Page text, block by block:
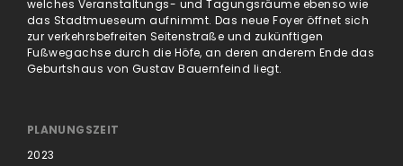
welches Veranstaltungs- und Tagungsräume ebenso wie
das Stadtmueseum aufnimmt. Das neue Foyer öffnet sich
zur verkehrsbefreiten Seitenstraße und zukünftigen
Fußwegachse durch die Höfe, an deren anderem Ende das
Geburtshaus von Gustav Bauernfeind liegt.
PLANUNGSZEIT
2023